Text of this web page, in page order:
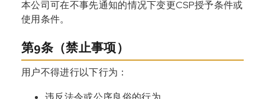
本公司可在不事先通知的情况下变更CSP授予条件或
使用条件。
第9条（禁止事项）
用户不得进行以下行为：